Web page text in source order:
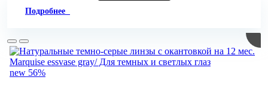
Подробнее
new 56%